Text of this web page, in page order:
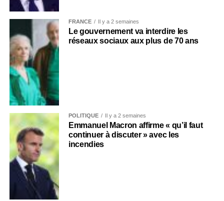
FRANCE Il y a 2 semaines
Le gouvernement va interdire les
réseaux sociaux aux plus de 70 ans
POLITIQUE Il y a 2 semaines
Emmanuel Macron affirme « qu’il faut
continuer à discuter » avec les
incendies